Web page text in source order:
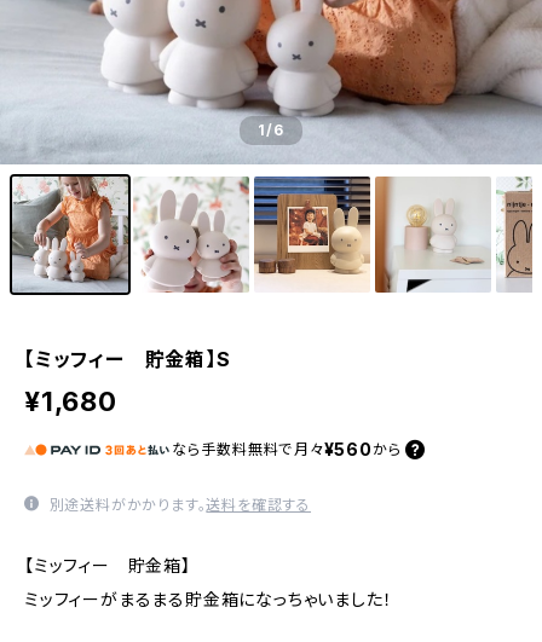
1/6
【ミッフィー 貯金箱】S
¥1,680
なら 手数料無料で 月々¥560 から
別途送料がかかります。送料を確認する
【ミッフィー 貯金箱】
ミッフィーがまるまる貯金箱になっちゃいました！